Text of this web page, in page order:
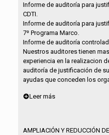
Informe de auditoría para
CDTI.
Informe de auditoría para
7º Programa Marco.
Informe de auditoría
Nuestros auditores tienen
experiencia en la realizacion
auditoría de justificación de
ayudas que conceden los
Leer más
AMPLIACIÓN Y REDUCCIÓN